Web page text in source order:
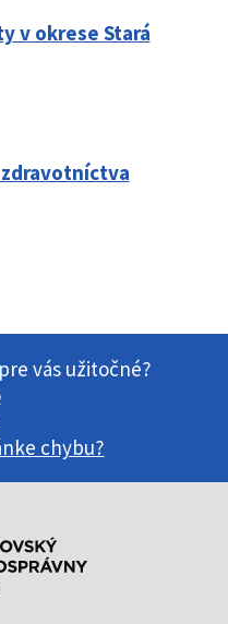
v okrese Stará
vás užitočné?
chybu?